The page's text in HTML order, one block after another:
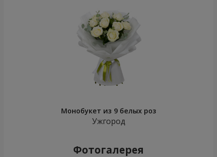
Монобукет из 9 белых роз
Ужгород
Фотогалерея